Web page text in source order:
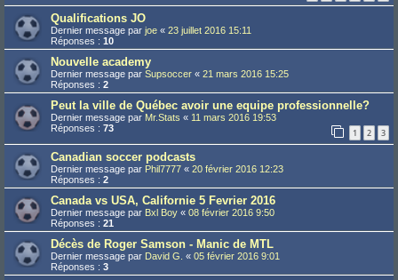
Qualifications JO
Dernier message par joe « 23 juillet 2016 15:11
Réponses : 10
Nouvelle academy
Dernier message par Supsoccer « 21 mars 2016 15:25
Réponses : 2
Peut la ville de Québec avoir une equipe professionnelle?
Dernier message par Mr.Stats « 11 mars 2016 19:53
Réponses : 73 1 2 3
Canadian soccer podcasts
Dernier message par Phil7777 « 20 février 2016 12:23
Réponses : 2
Canada vs USA, Californie 5 Fevrier 2016
Dernier message par Bxl Boy « 08 février 2016 9:50
Réponses : 21
Décès de Roger Samson - Manic de MTL
Dernier message par David G. « 05 février 2016 9:01
Réponses : 3